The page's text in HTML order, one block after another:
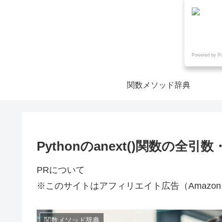
関数メソッド辞典
Pythonのanext()関数の全引数
PRについて
※このサイトはアフィリエイト広告（
関数メソッド辞典
Powered by